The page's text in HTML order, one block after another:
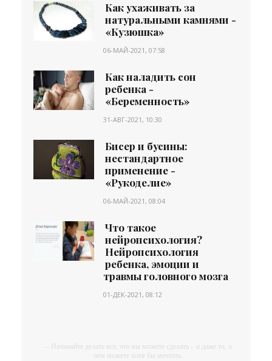
Как ухаживать за
натуральными камнями -
«Кузюшка»
06-МАЙ-2021, 07:58
Как наладить сон
ребенка -
«Беременность»
31-АВГ-2021, 10:30
Бисер и бусины:
нестандартное
применение -
«Рукоделие»
06-МАЙ-2021, 08:04
Что такое
нейропсихология?
Нейропсихология
ребенка, эмоции и
травмы головного мозга
01-ДЕК-2021, 08:12
-- Начинайте делать все, что вы можете сделать – и даже то, о
чем можете хотя бы мечтать.